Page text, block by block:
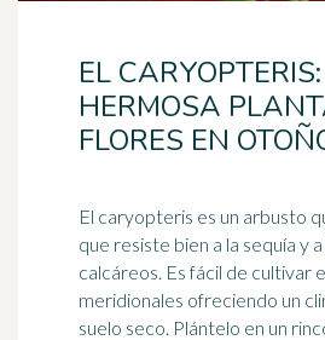
EL
HERMOSA
FLORES EN
El caryopteris es un arbusto
que resiste bien a la sequía y
calcáreos. Es fácil de cultivar
meridionales ofreciendo un
suelo seco. Plántelo en un rincón soleado de su